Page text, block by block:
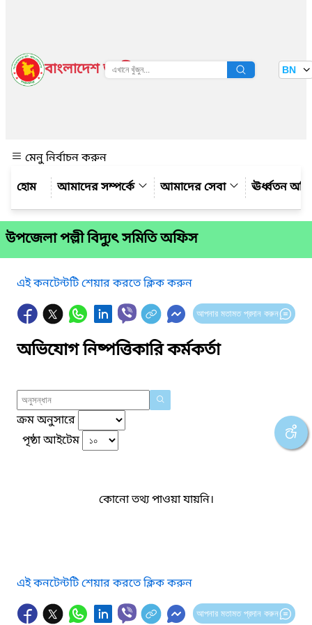
বাংলাদেশ জাতীয় তথ্য বাতায়ন BN
মেনু নির্বাচন করুন
আমাদের সম্পর্কে
আমাদের সেবা ঊর্ধ্বতন
উপজেলা পল্লী বিদ্যুৎ সমিতি অফিস
এই কনটেন্টটি শেয়ার করতে ক্লিক করুন
আপনার মতামত প্রদান করুন
অভিযোগ নিষ্পত্তিকারি কর্মকর্তা
ক্রম অনুসারে
পৃষ্ঠা আইটেম
কোনো তথ্য পাওয়া যায়নি।
এই কনটেন্টটি শেয়ার করতে ক্লিক করুন
আপনার মতামত প্রদান করুন